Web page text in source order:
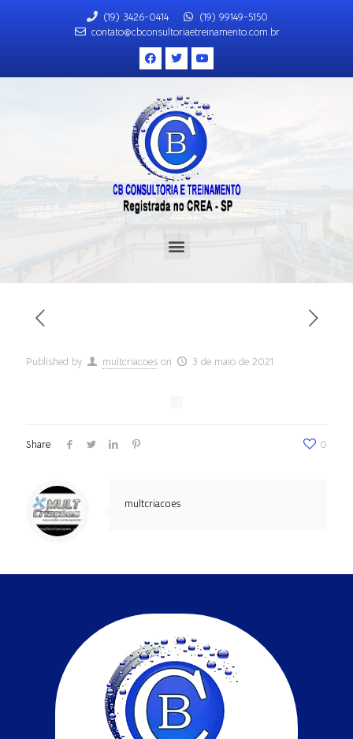
(19) 3426-0414
(19) 99149-5150
contato@cbconsultoriaetreinamento.com.br
Published by multcriacoes on 3 de maio de 2021
Share 0
multcriacoes